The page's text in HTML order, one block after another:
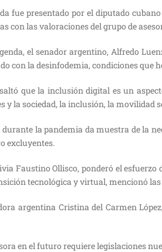
fue presentado por el diputado
con las valoraciones del grupo de
el senador argentino, Alfredo
con la desinfodemia, condiciones que
que la inclusión digital es un
y la sociedad, la inclusión, la movilidad
durante la pandemia da muestra de la
excluyentes.
Faustino Ollisco, ponderó el
tecnológica y virtual, mencionó
argentina Cristina del Carmen
en el futuro requiere legislaciones